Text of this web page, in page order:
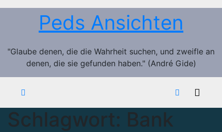
Zum
Peds Ansichten
"Glaube denen, die die Wahrheit suchen, und zweifle an
denen, die sie gefunden haben." (André Gide)
Schlagwort: Bank